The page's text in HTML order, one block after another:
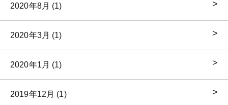
2020年8月 (1)
2020年3月 (1)
2020年1月 (1)
2019年12月 (1)